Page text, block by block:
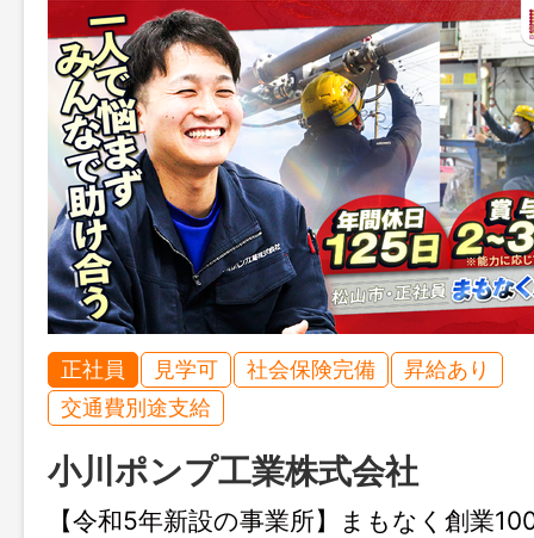
正社員 見学可 社会保険完備
昇給あり
交通費別途支給
小川ポンプ工業株式会社
【令和5年新設の事業所】まもなく創業